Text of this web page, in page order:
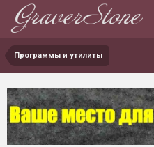
Программы и утилиты